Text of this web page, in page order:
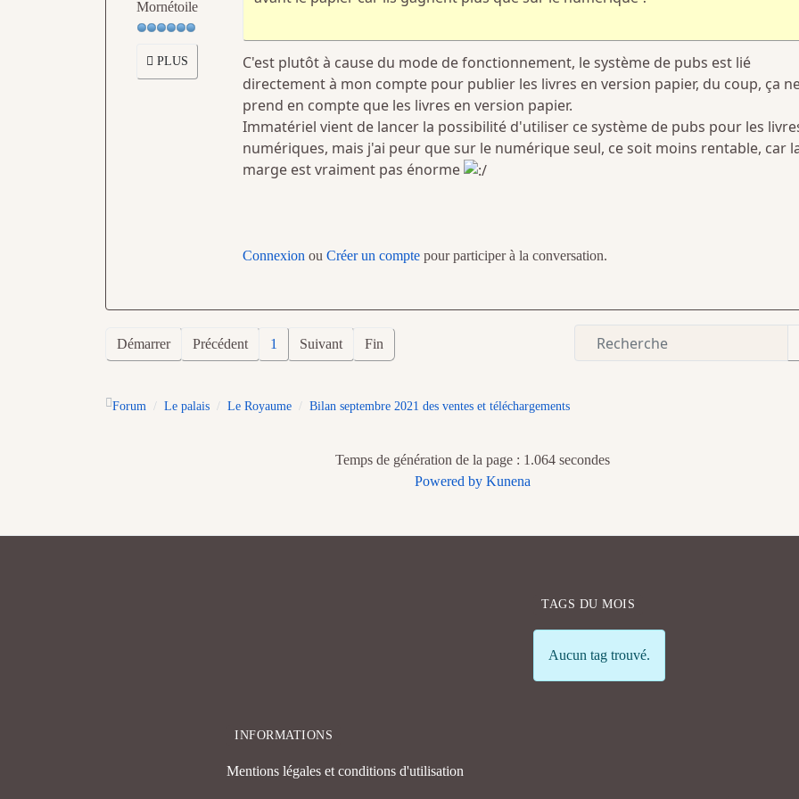
Mornétoile
PLUS
C'est plutôt à cause du mode de fonctionnement, le système de pubs est lié
directement à mon compte pour publier les livres en version papier, du coup, ça
prend en compte que les livres en version papier.
Immatériel vient de lancer la possibilité d'utiliser ce système de pubs pour les
numériques, mais j'ai peur que sur le numérique seul, ce soit moins rentable, car
marge est vraiment pas énorme
Connexionou Créer un comptepour participer à la conversation.
Démarrer Précédent 1 Suivant Fin
Forum Le palais Le Royaume Bilan septembre 2021 des ventes et téléchargements
Temps de génération de la page : 1.064 secondes
Powered by Kunena
TAGS DU MOIS
Info
Aucun tag trouvé.
INFORMATIONS
Mentions légales et conditions d'utilisation